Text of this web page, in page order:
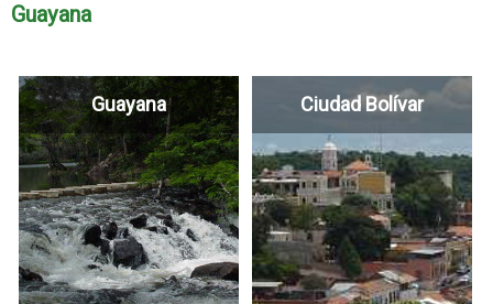
Guayana
Guayana Ciudad Bolívar